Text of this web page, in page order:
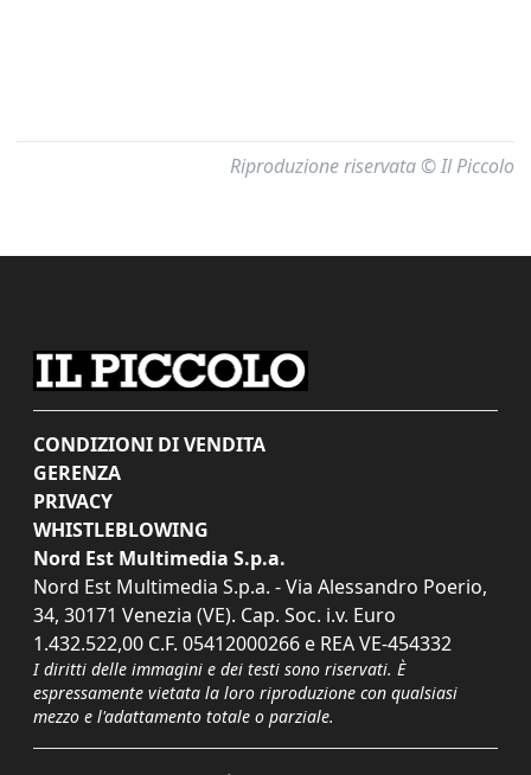
Riproduzione riservata © Il Piccolo
CONDIZIONI DI VENDITA
GERENZA
PRIVACY
WHISTLEBLOWING
Nord Est Multimedia S.p.a.
Nord Est Multimedia S.p.a. - Via Alessandro Poerio,
34, 30171 Venezia (VE). Cap. Soc. i.v. Euro
1.432.522,00 C.F. 05412000266 e REA VE-454332
I diritti delle immagini e dei testi sono riservati. È
espressamente vietata la loro riproduzione con qualsiasi
mezzo e l'adattamento totale o parziale.